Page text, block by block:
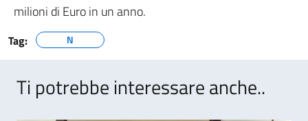
milioni di Euro in un anno.
Tag: N
Ti potrebbe interessare anche..